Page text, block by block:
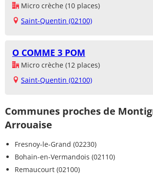
Micro crèche (10 places)
Saint-Quentin (02100)
O COMME 3 POM
Micro crèche (12 places)
Saint-Quentin (02100)
Communes proches de
Arrouaise
Fresnoy-le-Grand (02230)
Bohain-en-Vermandois (02110)
Remaucourt (02100)